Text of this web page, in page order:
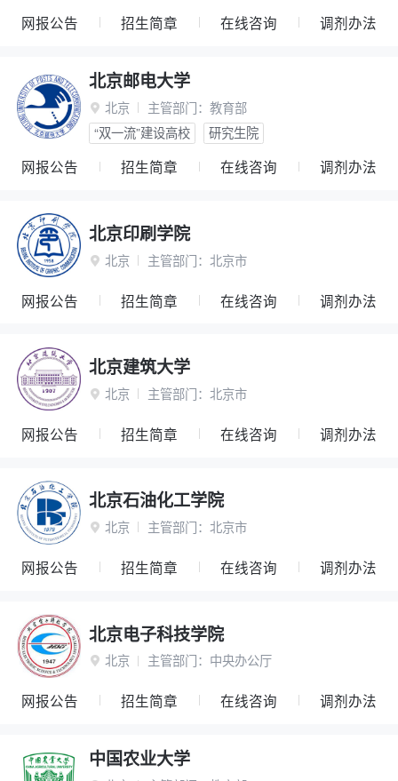
网报公告 招生简章 在线咨询 调剂办法
北京邮电大学
 北京 主管部门： 教育部
“双一流”建设高校
研究生院
网报公告 招生简章 在线咨询 调剂办法
北京印刷学院
 北京 主管部门： 北京市
网报公告 招生简章 在线咨询 调剂办法
北京建筑大学
 北京 主管部门： 北京市
网报公告 招生简章 在线咨询 调剂办法
北京石油化工学院
 北京 主管部门： 北京市
网报公告 招生简章 在线咨询 调剂办法
北京电子科技学院
 北京 主管部门： 中央办公厅
网报公告 招生简章 在线咨询 调剂办法
中国农业大学